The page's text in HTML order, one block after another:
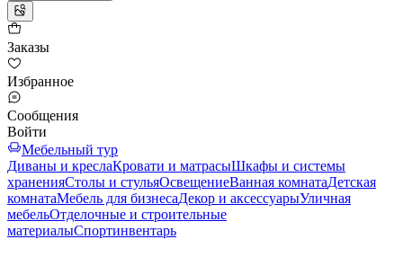
Заказы
Избранное
Сообщения
Войти
Мебельный тур
Диваны и креслаКровати и матрасыШкафы и системы
храненияСтолы и стульяОсвещениеВанная комнатаДетская
комнатаМебель для бизнесаДекор и аксессуарыУличная
мебельОтделочные и строительные
материалыСпортинвентарь